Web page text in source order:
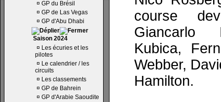
¤ GP du Brésil
¤ GP de Las Vegas
¤ GP d'Abu Dhabi
Saison 2024
¤ Les écuries et les
pilotes
¤ Le calendrier / les
circuits
¤ Les classements
¤ GP de Bahrein
¤ GP d'Arabie Saoudite
course
Giancarlo
Kubica,
Webber,
Hamilton.